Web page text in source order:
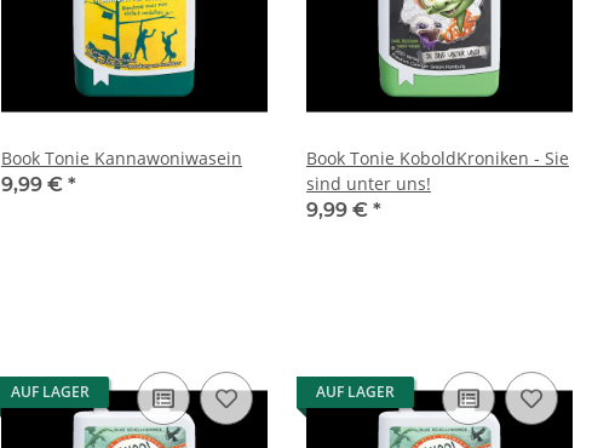
Book Tonie Kannawoniwasein
9,99 € *
Book Tonie KoboldKroniken - Sie
sind unter uns!
9,99 € *
AUF LAGER AUF LAGER